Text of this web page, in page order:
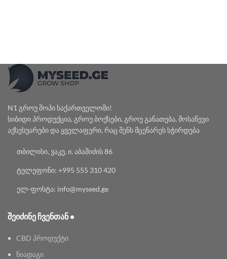
N1 გროუ შოპი საქართველოში!
სიბიდი პროდუქცია, გროუ ბოქსები, გროუ განათება, მოსაწევი
აქსესუარები და ყველაფერი, რაც შენს მცენარეს სჭირდება
თბილისი, ვაკე, ი. აბაშიძის 86
ტელეფონი: +995 555 310 420
ელ-ფოსტა: info@myseed.ge
ᲨᲔᲘᲫᲘᲜᲔ ᲩᲕᲔᲜᲗᲐᲜ •
CBD პროდუქტი
ნიადაგი